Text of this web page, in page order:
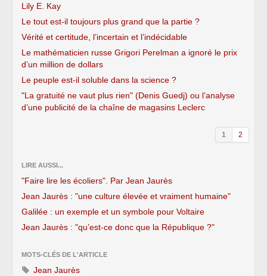
Lily E. Kay
Le tout est-il toujours plus grand que la partie ?
Vérité et certitude, l’incertain et l’indécidable
Le mathématicien russe Grigori Perelman a ignoré le prix
d’un million de dollars
Le peuple est-il soluble dans la science ?
"La gratuité ne vaut plus rien" (Denis Guedj) ou l’analyse
d’une publicité de la chaîne de magasins Leclerc
1 2
LIRE AUSSI...
"Faire lire les écoliers". Par Jean Jaurès
Jean Jaurès : "une culture élevée et vraiment humaine"
Galilée : un exemple et un symbole pour Voltaire
Jean Jaurès : "qu’est-ce donc que la République ?"
MOTS-CLÉS DE L'ARTICLE
Jean Jaurès